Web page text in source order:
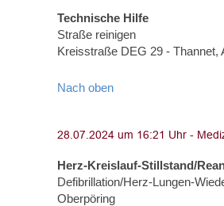
Technische Hilfe
Straße reinigen
Kreisstraße DEG 29 - Thannet,
Nach oben
Herz-Kreislauf-Stillstand/
Defibrillation/Herz-Lungen-
Oberpöring